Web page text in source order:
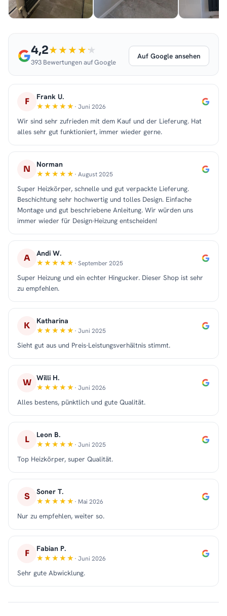
4,2
393 Bewertungen auf Google
Auf Google ansehen
F Frank U.
· Juni 2026
Wir sind sehr zufrieden mit dem Kauf und der Lieferung. Hat
alles sehr gut funktioniert, immer wieder gerne.
N Norman
· August 2025
Super Heizkörper, schnelle und gut verpackte Lieferung.
Beschichtung sehr hochwertig und tolles Design. Einfache
Montage und gut beschriebene Anleitung. Wir würden uns
immer wieder für Design-Heizung entscheiden!
A Andi W.
· September 2025
Super Heizung und ein echter Hingucker. Dieser Shop ist sehr
zu empfehlen.
K Katharina
· Juni 2025
Sieht gut aus und Preis-Leistungsverhältnis stimmt.
W Willi H.
· Juni 2026
Alles bestens, pünktlich und gute Qualität.
L Leon B.
· Juni 2025
Top Heizkörper, super Qualität.
S Soner T.
· Mai 2026
Nur zu empfehlen, weiter so.
F Fabian P.
· Juni 2026
Sehr gute Abwicklung.